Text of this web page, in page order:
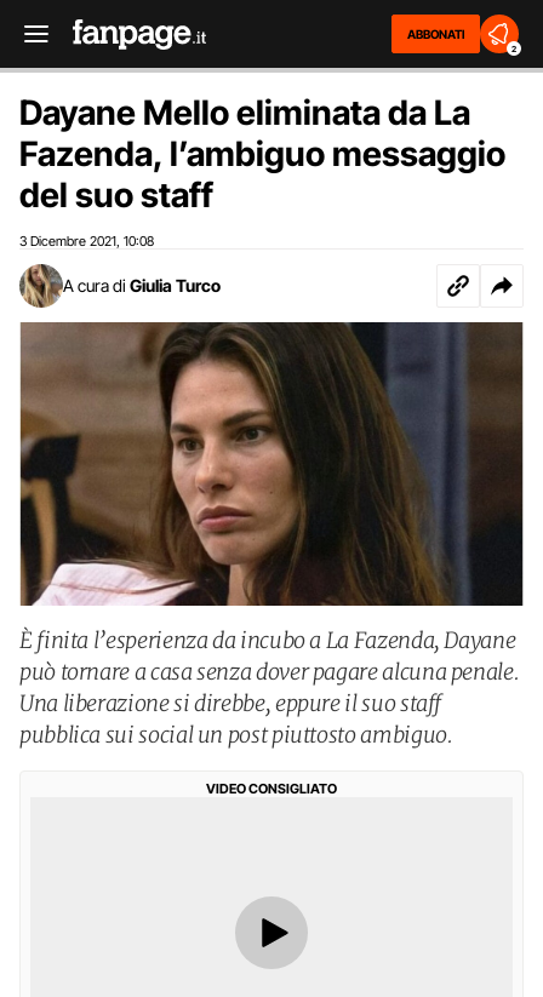
ABBONATI
2
Dayane Mello eliminata da La
Fazenda, l’ambiguo messaggio
del suo staff
3 Dicembre 2021 10:08
A cura di Giulia Turco
È finita l’esperienza da incubo a La Fazenda, Dayane
può tornare a casa senza dover pagare alcuna penale.
Una liberazione si direbbe, eppure il suo staff
pubblica sui social un post piuttosto ambiguo.
VIDEO CONSIGLIATO